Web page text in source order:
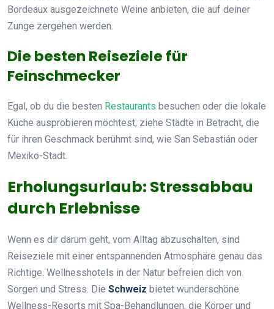
Bordeaux ausgezeichnete Weine anbieten, die auf deiner
Zunge zergehen werden.
Die besten Reiseziele für
Feinschmecker
Egal, ob du die besten Restaurants besuchen oder die lokale
Küche ausprobieren möchtest, ziehe Städte in Betracht, die
für ihren Geschmack berühmt sind, wie San Sebastián oder
Mexiko-Stadt.
Erholungsurlaub: Stressabbau
durch Erlebnisse
Wenn es dir darum geht, vom Alltag abzuschalten, sind
Reiseziele mit einer entspannenden Atmosphäre genau das
Richtige. Wellnesshotels in der Natur befreien dich von
Sorgen und Stress. Die Schweiz bietet wunderschöne
Wellness-Resorts mit Spa-Behandlungen, die Körper und